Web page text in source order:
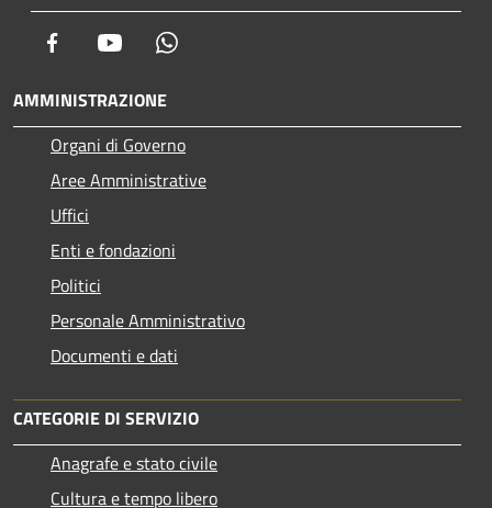
Facebook Youtube
AMMINISTRAZIONE
Organi di Governo
Aree Amministrative
Uffici
Enti e fondazioni
Politici
Personale Amministrativo
Documenti e dati
CATEGORIE DI SERVIZIO
Anagrafe e stato civile
Cultura e tempo libero